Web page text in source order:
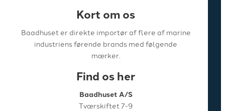
Kort om os
Baadhuset er direkte importør af flere af marine
industriens førende brands med følgende
mærker.
Find os her
Baadhuset A/S
Tværskiftet 7-9